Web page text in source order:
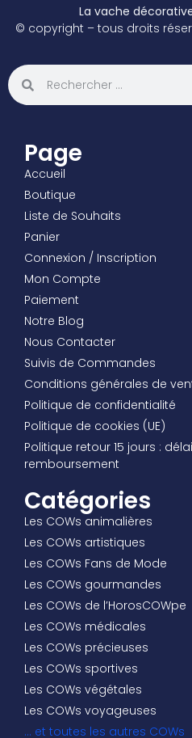
La vache
© copyright – tous droits
Page
Accueil
Boutique
Liste de Souhaits
Panier
Connexion / Inscription
Mon Compte
Paiement
Notre Blog
Nous Contacter
Suivis de Commandes
Conditions générales de
Politique de confidentialité
Politique de cookies (UE)
Politique retour 15 jours :
remboursement
Catégories
Les COWs animalières
Les COWs artistiques
Les COWs Fans de Mode
Les COWs gourmandes
Les COWs de l’HorosCOWpe
Les COWs médicales
Les COWs précieuses
Les COWs sportives
Les COWs végétales
Les COWs voyageuses
… et toutes les autres COWs